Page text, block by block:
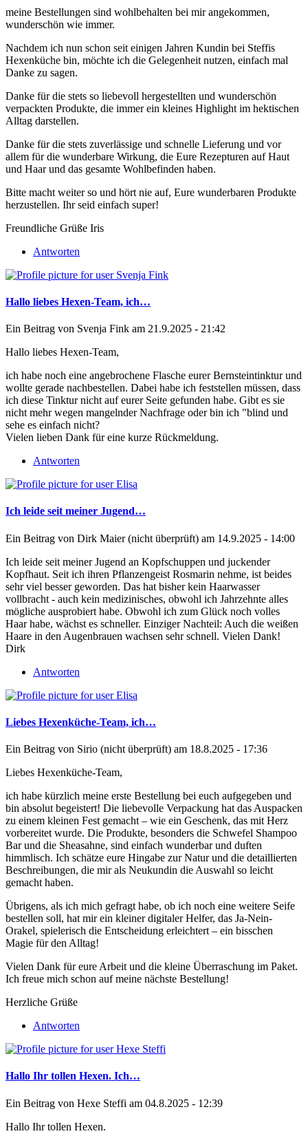
meine Bestellungen sind wohlbehalten bei mir angekommen,
wunderschön wie immer.
Nachdem ich nun schon seit einigen Jahren Kundin bei Steffis
Hexenküche bin, möchte ich die Gelegenheit nutzen, einfach mal
Danke zu sagen.
Danke für die stets so liebevoll hergestellten und wunderschön
verpackten Produkte, die immer ein kleines Highlight im hektischen
Alltag darstellen.
Danke für die stets zuverlässige und schnelle Lieferung und vor
allem für die wunderbare Wirkung, die Eure Rezepturen auf Haut
und Haar und das gesamte Wohlbefinden haben.
Bitte macht weiter so und hört nie auf, Eure wunderbaren Produkte
herzustellen. Ihr seid einfach super!
Freundliche Grüße Iris
Antworten
Hallo liebes Hexen-Team, ich…
Ein Beitrag von Svenja Fink am 21.9.2025 - 21:42
Hallo liebes Hexen-Team,
ich habe noch eine angebrochene Flasche eurer Bernsteintinktur und
wollte gerade nachbestellen. Dabei habe ich feststellen müssen, dass
ich diese Tinktur nicht auf eurer Seite gefunden habe. Gibt es sie
nicht mehr wegen mangelnder Nachfrage oder bin ich "blind und
sehe es einfach nicht?
Vielen lieben Dank für eine kurze Rückmeldung.
Antworten
Ich leide seit meiner Jugend…
Ein Beitrag von Dirk Maier (nicht überprüft) am 14.9.2025 - 14:00
Ich leide seit meiner Jugend an Kopfschuppen und juckender
Kopfhaut. Seit ich ihren Pflanzengeist Rosmarin nehme, ist beides
sehr viel besser geworden. Das hat bisher kein Haarwasser
vollbracht - auch kein medizinisches, obwohl ich Jahrzehnte alles
mögliche ausprobiert habe. Obwohl ich zum Glück noch volles
Haar habe, wächst es schneller. Einziger Nachteil: Auch die weißen
Haare in den Augenbrauen wachsen sehr schnell. Vielen Dank!
Dirk
Antworten
Liebes Hexenküche-Team, ich…
Ein Beitrag von Sirio (nicht überprüft) am 18.8.2025 - 17:36
Liebes Hexenküche-Team,
ich habe kürzlich meine erste Bestellung bei euch aufgegeben und
bin absolut begeistert! Die liebevolle Verpackung hat das Auspacken
zu einem kleinen Fest gemacht – wie ein Geschenk, das mit Herz
vorbereitet wurde. Die Produkte, besonders die Schwefel Shampoo
Bar und die Sheasahne, sind einfach wunderbar und duften
himmlisch. Ich schätze eure Hingabe zur Natur und die detaillierten
Beschreibungen, die mir als Neukundin die Auswahl so leicht
gemacht haben.
Übrigens, als ich mich gefragt habe, ob ich noch eine weitere Seife
bestellen soll, hat mir ein kleiner digitaler Helfer, das Ja-Nein-
Orakel, spielerisch die Entscheidung erleichtert – ein bisschen
Magie für den Alltag!
Vielen Dank für eure Arbeit und die kleine Überraschung im Paket.
Ich freue mich schon auf meine nächste Bestellung!
Herzliche Grüße
Antworten
Hallo Ihr tollen Hexen. Ich…
Ein Beitrag von Hexe Steffi am 04.8.2025 - 12:39
Hallo Ihr tollen Hexen.